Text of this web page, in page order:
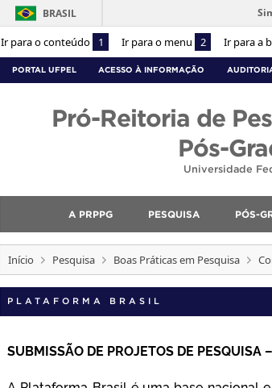
Ir para o conteúdo 1 Ir para o menu 2 Ir para a
BRASIL
PORTAL UFPEL ACESSO À INFORMAÇÃO
Pró-Reitoria de
Pós-
Universidade
A PRPPG PESQUISA PÓS-
Início Pesquisa Boas Práticas em Pesquisa
PLATAFORMA BRASIL
SUBMISSÃO DE PROJETOS DE PESQUISA